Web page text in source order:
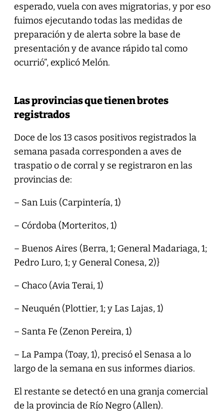
esperado, vuela con aves migratorias, y por eso
fuimos ejecutando todas las medidas de
preparación y de alerta sobre la base de
presentación y de avance rápido tal como
ocurrió”, explicó Melón.
Las provincias que tienen brotes
registrados
Doce de los 13 casos positivos registrados la
semana pasada corresponden a aves de
traspatio o de corral y se registraron en las
provincias de:
– San Luis (Carpintería, 1)
– Córdoba (Morteritos, 1)
– Buenos Aires (Berra, 1; General Madariaga, 1;
Pedro Luro, 1; y General Conesa, 2)}
– Chaco (Avia Terai, 1)
– Neuquén (Plottier, 1; y Las Lajas, 1)
– Santa Fe (Zenon Pereira, 1)
– La Pampa (Toay, 1), precisó el Senasa a lo
largo de la semana en sus informes diarios.
El restante se detectó en una granja comercial
de la provincia de Río Negro (Allen).